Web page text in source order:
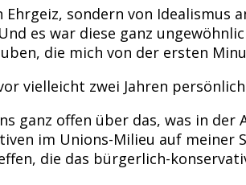
Ehrgeiz, sondern von
es war diese ganz
die mich von der ersten
vielleicht zwei Jahren
ganz offen über das, was in
im Unions-Milieu auf
die das bürgerlich-